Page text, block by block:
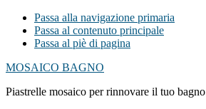
Passa alla navigazione primaria
Passa al contenuto principale
Passa al piè di pagina
MOSAICO BAGNO
Piastrelle mosaico per rinnovare il tuo bagno